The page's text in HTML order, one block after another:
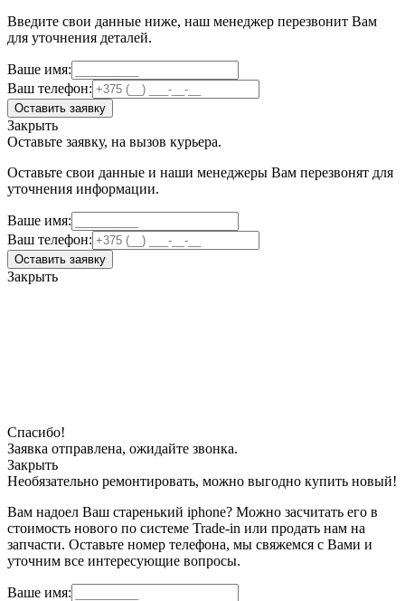
Введите свои данные ниже, наш менеджер перезвонит Вам
для уточнения деталей.
Ваше имя:
Ваш телефон:
Оставить заявку
Закрыть
Оставьте заявку, на вызов курьера.
Оставьте свои данные и наши менеджеры Вам перезвонят для
уточнения информации.
Ваше имя:
Ваш телефон:
Оставить заявку
Закрыть
Спасибо!
Заявка отправлена, ожидайте звонка.
Закрыть
Необязательно ремонтировать, можно выгодно купить новый!
Вам надоел Ваш старенький iphone? Можно засчитать его в
стоимость нового по системе Trade-in или продать нам на
запчасти. Оставьте номер телефона, мы свяжемся с Вами и
уточним все интересующие вопросы.
Ваше имя: